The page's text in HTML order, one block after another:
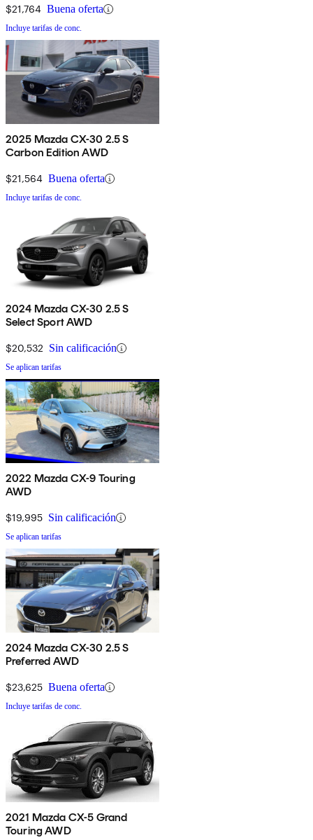
$21,764 Buena oferta
Incluye tarifas de conc.
2025 Mazda CX-30 2.5 S
Carbon Edition AWD
$21,564 Buena oferta
Incluye tarifas de conc.
2024 Mazda CX-30 2.5 S
Select Sport AWD
$20,532 Sin calificación
Se aplican tarifas
2022 Mazda CX-9 Touring
AWD
$19,995 Sin calificación
Se aplican tarifas
2024 Mazda CX-30 2.5 S
Preferred AWD
$23,625 Buena oferta
Incluye tarifas de conc.
2021 Mazda CX-5 Grand
Touring AWD